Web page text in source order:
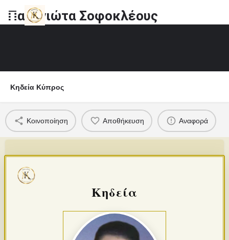
Παναγιώτα Σοφοκλέους
Κηδεία Κύπρος
Κοινοποίηση Αποθήκευση Αναφορά
Κηδεία